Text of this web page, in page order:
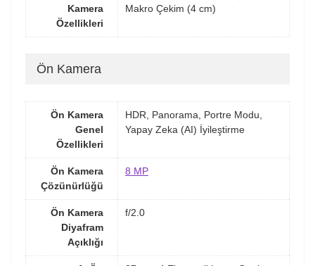
Kamera
Özellikleri
Makro Çekim (4 cm)
Ön Kamera
Ön Kamera
Genel
Özellikleri
HDR, Panorama, Portre Modu,
Yapay Zeka (AI) İyileştirme
Ön Kamera
Çözünürlüğü
8 MP
Ön Kamera
Diyafram
Açıklığı
f/2.0